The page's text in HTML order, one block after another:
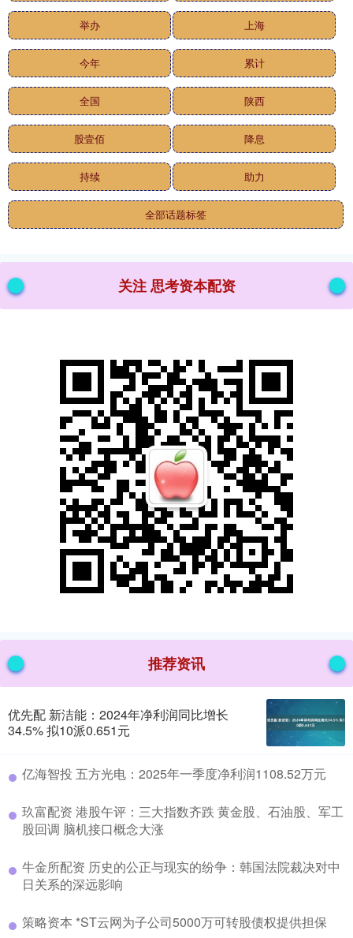
举办 上海
今年 累计
全国 陕西
股壹佰 降息
持续 助力
全部话题标签
关注 思考资本配资
推荐资讯
优先配 新洁能：2024年净利润同比增长
34.5% 拟10派0.651元
​亿海智投 五方光电：2025年一季度净利润1108.52万元
​玖富配资 港股午评：三大指数齐跌 黄金股、石油股、军工
股回调 脑机接口概念大涨
​牛金所配资 历史的公正与现实的纷争：韩国法院裁决对中
日关系的深远影响
​策略资本 *ST云网为子公司5000万可转股债权提供担保